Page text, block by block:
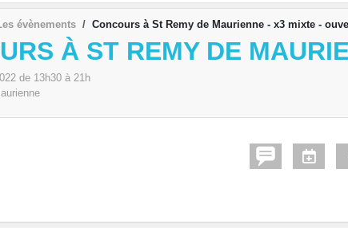
évènements Concours à St Remy de Maurienne - x3 mixte -
À ST REMY DE
de 13h30 à 21h